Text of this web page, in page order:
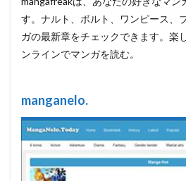
す。ナルト、ボルト、ワンピース、
ガの最新章をチェックできます。楽
ンラインでマンガを読む。
manganelo.